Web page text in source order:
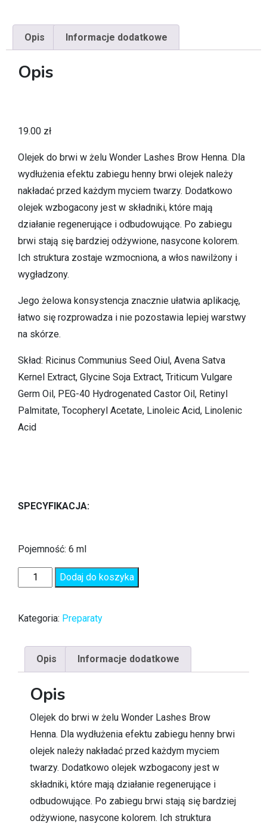
Opis Informacje dodatkowe
Opis
19.00 zł
Olejek do brwi w żelu Wonder Lashes Brow Henna. Dla
wydłużenia efektu zabiegu henny brwi olejek należy
nakładać przed każdym myciem twarzy. Dodatkowo
olejek wzbogacony jest w składniki, które mają
działanie regenerujące i odbudowujące. Po zabiegu
brwi stają się bardziej odżywione, nasycone kolorem.
Ich struktura zostaje wzmocniona, a włos nawilżony i
wygładzony.
Jego żelowa konsystencja znacznie ułatwia aplikację,
łatwo się rozprowadza i nie pozostawia lepiej warstwy
na skórze.
Skład: Ricinus Communius Seed Oiul, Avena Satva
Kernel Extract, Glycine Soja Extract, Triticum Vulgare
Germ Oil, PEG-40 Hydrogenated Castor Oil, Retinyl
Palmitate, Tocopheryl Acetate, Linoleic Acid, Linolenic
Acid
SPECYFIKACJA:
Pojemność: 6 ml
Dodaj do koszyka
Kategoria: Preparaty
Opis Informacje dodatkowe
Opis
Olejek do brwi w żelu Wonder Lashes Brow
Henna. Dla wydłużenia efektu zabiegu henny brwi
olejek należy nakładać przed każdym myciem
twarzy. Dodatkowo olejek wzbogacony jest w
składniki, które mają działanie regenerujące i
odbudowujące. Po zabiegu brwi stają się bardziej
odżywione, nasycone kolorem. Ich struktura